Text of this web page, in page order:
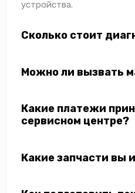
устройства.
Сколько стоит
Можно ли вызвать
Какие платежи
сервисном центре?
Какие запчасти вы